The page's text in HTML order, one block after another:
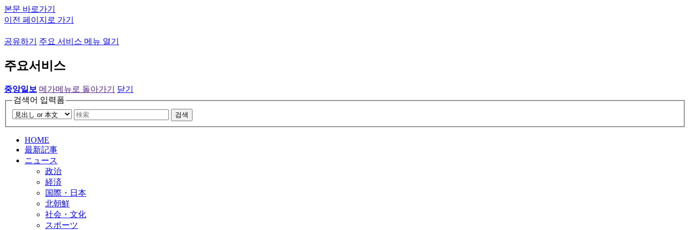
본문 바로가기
이전 페이지로 가기
공유하기 주요 서비스 메뉴 열기
주요서비스
중앙일보 메가메뉴로 돌아가기
닫기
검색어 입력폼
검색
HOME
最新記事
ニュース
政治
経済
国際・日本
北朝鮮
社会・文化
スポーツ